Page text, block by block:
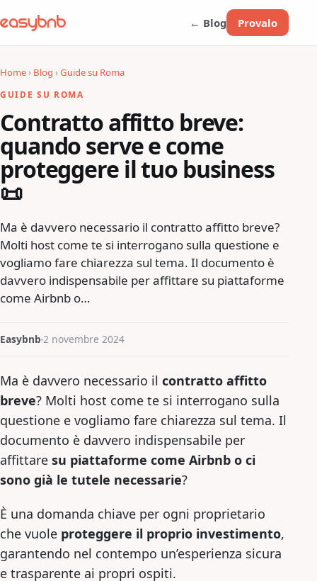
← Blog Provalo
Home› Blog ›Guide su Roma
GUIDE SU ROMA
Contratto affitto breve:
quando serve e come
proteggere il tuo business
📜
Ma è davvero necessario il contratto affitto breve?
Molti host come te si interrogano sulla questione e
vogliamo fare chiarezza sul tema. Il documento è
davvero indispensabile per affittare su piattaforme
come Airbnb o…
Easybnb 2 novembre 2024
Ma è davvero necessario il contratto affitto
breve? Molti host come te si interrogano sulla
questione e vogliamo fare chiarezza sul tema. Il
documento è davvero indispensabile per
affittare su piattaforme come Airbnb o ci
sono già le tutele necessarie?
È una domanda chiave per ogni proprietario
che vuole proteggere il proprio investimento,
garantendo nel contempo un’esperienza sicura
e trasparente ai propri ospiti.